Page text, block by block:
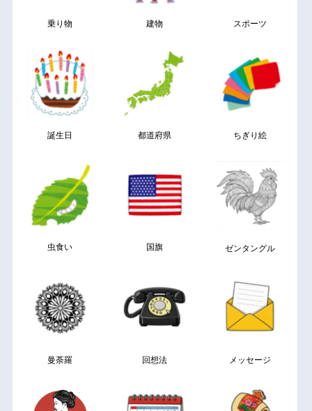
乗り物 建物 スポーツ
誕生日 都道府県 ちぎり絵
虫食い 国旗 ゼンタングル
曼荼羅 回想法 メッセージ